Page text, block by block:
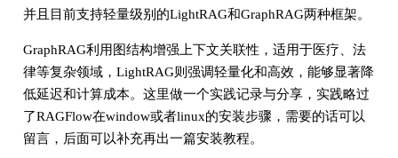
并且目前支持轻量级别的LightRAG和GraphRAG两种框架。
GraphRAG利用图结构增强上下文关联性，适用于医疗、法
律等复杂领域，LightRAG则强调轻量化和高效，能够显著降
低延迟和计算成本。这里做一个实践记录与分享，实践略过
了RAGFlow在window或者linux的安装步骤，需要的话可以
留言，后面可以补充再出一篇安装教程。